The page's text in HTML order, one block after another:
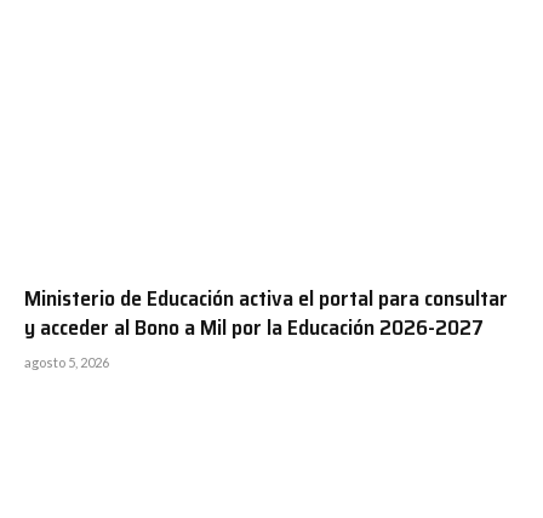
Ministerio de Educación activa el portal para consultar
y acceder al Bono a Mil por la Educación 2026-2027
agosto 5, 2026